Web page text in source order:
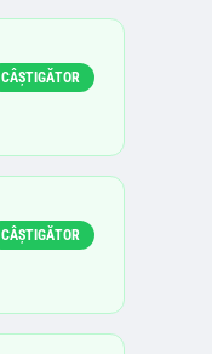
CÂȘTIGĂTOR
CÂȘTIGĂTOR